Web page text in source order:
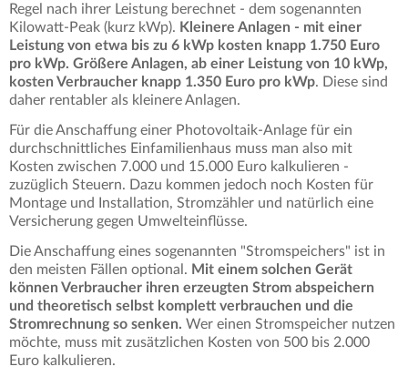
Regel nach ihrer Leistung berechnet - dem sogenannten
Kilowatt-Peak (kurz kWp). Kleinere Anlagen - mit einer
Leistung von etwa bis zu 6 kWp kosten knapp 1.750 Euro
pro kWp. Größere Anlagen, ab einer Leistung von 10 kWp,
kosten Verbraucher knapp 1.350 Euro pro kWp. Diese sind
daher rentabler als kleinere Anlagen.
Für die Anschaffung einer Photovoltaik-Anlage für ein
durchschnittliches Einfamilienhaus muss man also mit
Kosten zwischen 7.000 und 15.000 Euro kalkulieren -
zuzüglich Steuern. Dazu kommen jedoch noch Kosten für
Montage und Installation, Stromzähler und natürlich eine
Versicherung gegen Umwelteinflüsse.
Die Anschaffung eines sogenannten "Stromspeichers" ist in
den meisten Fällen optional. Mit einem solchen Gerät
können Verbraucher ihren erzeugten Strom abspeichern
und theoretisch selbst komplett verbrauchen und die
Stromrechnung so senken. Wer einen Stromspeicher nutzen
möchte, muss mit zusätzlichen Kosten von 500 bis 2.000
Euro kalkulieren.